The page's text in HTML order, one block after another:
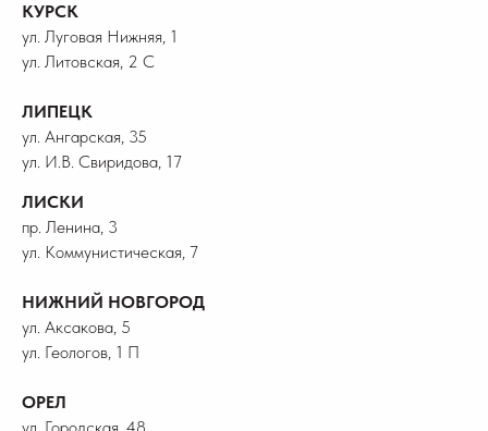
КУРСК
ул. Луговая Нижняя, 1
ул. Литовская, 2 С
ЛИПЕЦК
ул. Ангарская, 35
ул. И.В. Свиридова, 17
ЛИСКИ
пр. Ленина, 3
ул. Коммунистическая, 7
НИЖНИЙ НОВГОРОД
ул. Аксакова, 5
ул. Геологов, 1 П
ОРЕЛ